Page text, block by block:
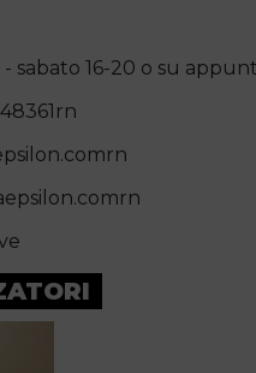
sabato 16-20 o su